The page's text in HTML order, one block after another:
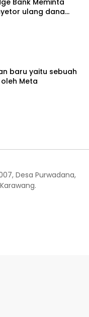
ulang dana
baru yaitu sebuah
Meta
Desa Purwadana,